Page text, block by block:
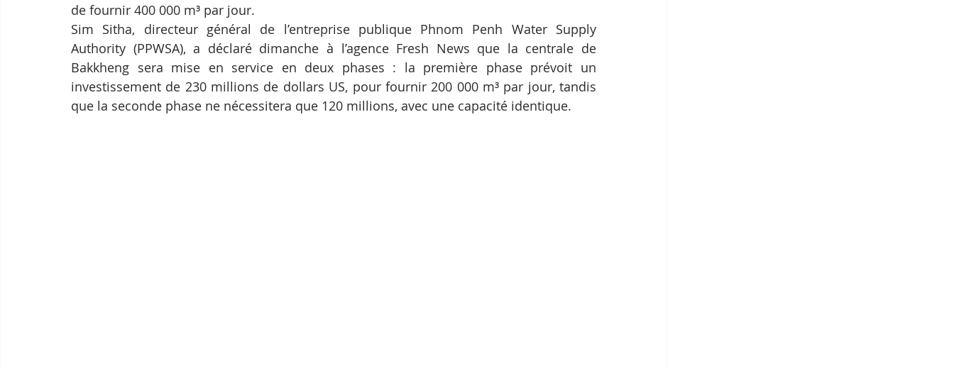
de fournir 400 000 m³ par jour.
Sim Sitha, directeur général de l’entreprise publique Phnom Penh Water Supply
Authority (PPWSA), a déclaré dimanche à l’agence Fresh News que la centrale de
Bakkheng sera mise en service en deux phases : la première phase prévoit un
investissement de 230 millions de dollars US, pour fournir 200 000 m³ par jour, tandis
que la seconde phase ne nécessitera que 120 millions, avec une capacité identique.